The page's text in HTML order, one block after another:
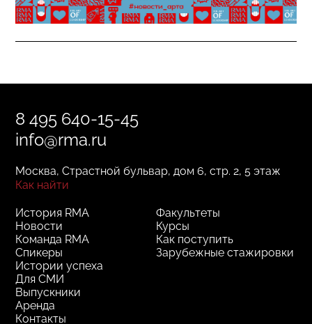
8 495 640-15-45
info@rma.ru
Москва, Страстной бульвар, дом 6, стр. 2, 5 этаж
Как найти
Факультеты
Курсы
Как поступить
Зарубежные стажировки
История RMA
Новости
Команда RMA
Спикеры
Истории успеха
Для СМИ
Выпускники
Аренда
Контакты